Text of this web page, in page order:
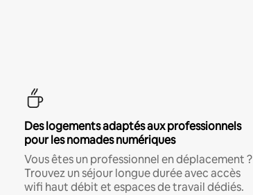
Des logements adaptés aux professionnels
pour les nomades numériques
Vous êtes un professionnel en déplacement ?
Trouvez un séjour longue durée avec accès
wifi haut débit et espaces de travail dédiés.